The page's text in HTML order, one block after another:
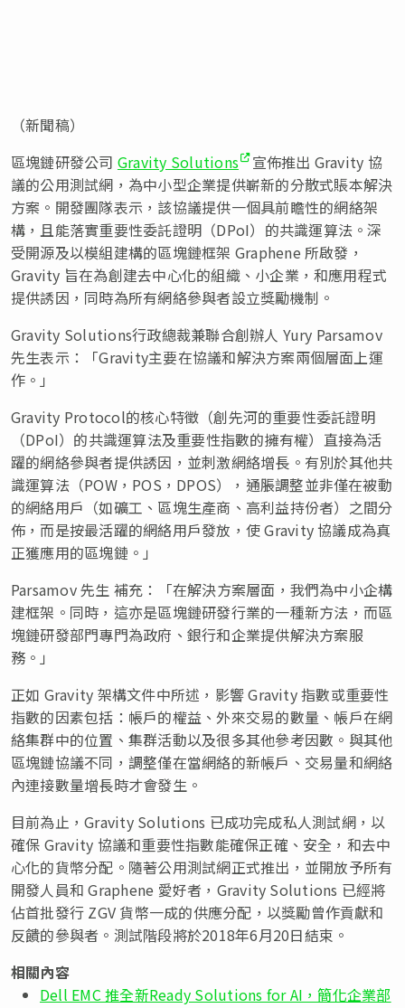
（新聞稿）
區塊鏈研發公司 Gravity Solutions 宣佈推出 Gravity 協
議的公用測試網，為中小型企業提供嶄新的分散式賬本解決
方案。開發團隊表示，該協議提供一個具前瞻性的網絡架
構，且能落實重要性委託證明（DPoI）的共識運算法。深
受開源及以模組建構的區塊鏈框架 Graphene 所啟發，
Gravity 旨在為創建去中心化的組織、小企業，和應用程式
提供誘因，同時為所有網絡參與者設立獎勵機制。
Gravity Solutions行政總裁兼聯合創辦人 Yury Parsamov
先生表示：「Gravity主要在協議和解決方案兩個層面上運
作。」
Gravity Protocol的核心特徵（創先河的重要性委託證明
（DPoI）的共識運算法及重要性指數的擁有權）直接為活
躍的網絡參與者提供誘因，並刺激網絡增長。有別於其他共
識運算法（POW，POS，DPOS），通脹調整並非僅在被動
的網絡用戶（如礦工、區塊生產商、高利益持份者）之間分
佈，而是按最活躍的網絡用戶發放，使 Gravity 協議成為真
正獲應用的區塊鏈。」
Parsamov 先生 補充：「在解決方案層面，我們為中小企構
建框架。同時，這亦是區塊鏈研發行業的一種新方法，而區
塊鏈研發部門專門為政府、銀行和企業提供解決方案服
務。」
正如 Gravity 架構文件中所述，影響 Gravity 指數或重要性
指數的因素包括：帳戶的權益、外來交易的數量、帳戶在網
絡集群中的位置、集群活動以及很多其他參考因數。與其他
區塊鏈協議不同，調整僅在當網絡的新帳戶、交易量和網絡
內連接數量增長時才會發生。
目前為止，Gravity Solutions 已成功完成私人測試網，以
確保 Gravity 協議和重要性指數能確保正確、安全，和去中
心化的貨幣分配。隨著公用測試網正式推出，並開放予所有
開發人員和 Graphene 愛好者，Gravity Solutions 已經將
佔首批發行 ZGV 貨幣一成的供應分配，以獎勵曾作貢獻和
反饋的參與者。測試階段將於2018年6月20日結束。
相關內容
Dell EMC 推全新Ready Solutions for AI，簡化企業部